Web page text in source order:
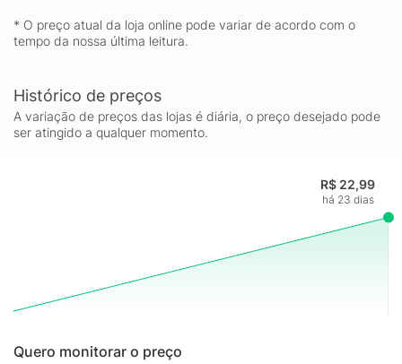
* O preço atual da loja online pode variar de acordo com o
tempo da nossa última leitura.
Histórico de preços
A variação de preços das lojas é diária, o preço desejado pode
ser atingido a qualquer momento.
R$ 22,99
há 23 dias
Quero monitorar o preço